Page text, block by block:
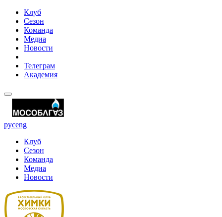
Клуб
Сезон
Команда
Медиа
Новости
Телеграм
Академия
русeng
Клуб
Сезон
Команда
Медиа
Новости